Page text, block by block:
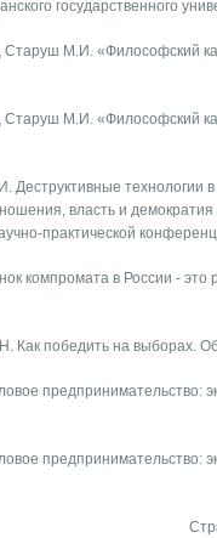
государственного
Старуш М.И. «Философский
Старуш М.И. «Философский
Деструктивные
власть и
практической
компромата в России - это
Как победить на выборах.
предпринимательство:
предпринимательство: